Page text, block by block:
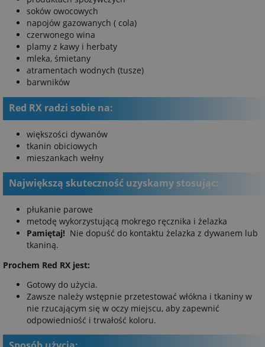
soków owocowych
napojów gazowanych ( cola)
czerwonego wina
plamy z kawy i herbaty
mleka, śmietany
atramentach wodnych (tusze)
barwników
Red RX radzi sobie na:
większości dywanów
tkanin obiciowych
mieszankach wełny
Największą skuteczność uzyskamy stosując:
płukanie parowe
metodę wykorzystującą mokrego ręcznika i żelazka
Pamiętaj! Nie dopuść do kontaktu żelazka z dywanem lub
tkaniną.
Prochem Red RX jest:
Gotowy do użycia.
Zawsze należy wstępnie przetestować włókna i tkaniny w
nie rzucającym się w oczy miejscu, aby zapewnić
odpowiedniość i trwałość koloru.